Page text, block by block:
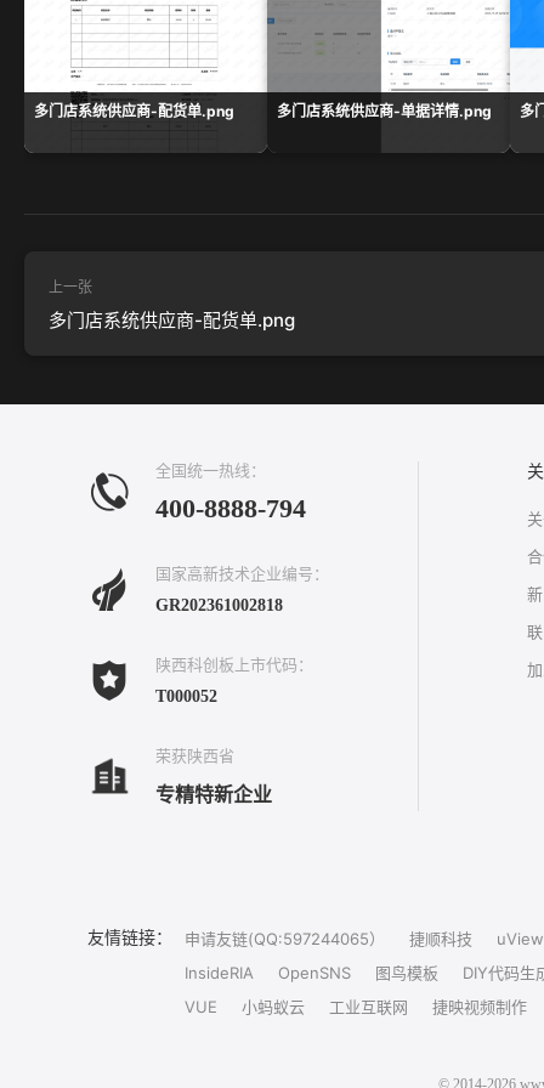
多门店系统供应商-配货单.png 多门店系统供应商-单据详情.png 多
上一张
多门店系统供应商-配货单.png
全国统一热线：
400-8888-794
国家高新技术企业编号：
GR202361002818
陕西科创板上市代码：
T000052
荣获陕西省
专精特新企业
友情链接： 申请友链(QQ:597244065） 捷顺科技
uView
InsideRIA
OpenSNS 图鸟模板
DIY代码生
VUE
小蚂蚁云 工业互联网 捷映视频制作
© 2014-2026